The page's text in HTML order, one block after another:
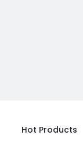
Hot Products